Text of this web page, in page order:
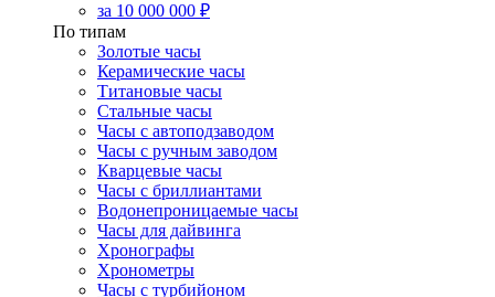
за 10 000 000 ₽
По типам
Золотые часы
Керамические часы
Титановые часы
Стальные часы
Часы с автоподзаводом
Часы с ручным заводом
Кварцевые часы
Часы с бриллиантами
Водонепроницаемые часы
Часы для дайвинга
Хронографы
Хронометры
Часы с турбийоном